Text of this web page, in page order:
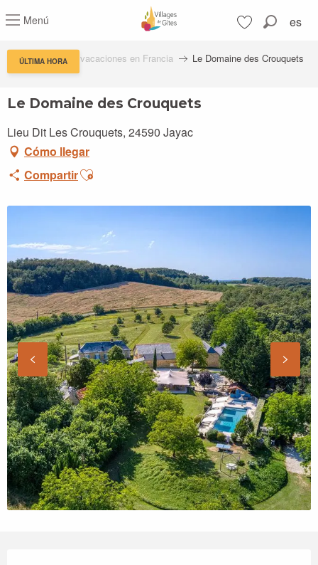
au
principal
ÚLTIMA HORA
Menú es
Residencias de vacaciones en Francia Le Domaine des Crouquets
Le Domaine des Crouquets
Lieu Dit Les Crouquets, 24590 Jayac
Cómo llegar
CompartirAjouter aux favoris